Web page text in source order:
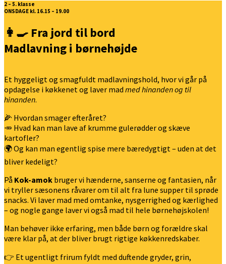
2 – 5. klasse
ONSDAGE kl. 16.15 – 19.00
👩‍🍳 Fra jord til bord
Madlavning i børnehøjde
Et hyggeligt og smagfuldt madlavningshold, hvor vi går på
opdagelse i køkkenet og laver mad med hinanden og til
hinanden.
🌽 Hvordan smager efteråret?
🥕 Hvad kan man lave af krumme gulerødder og skæve
kartofler?
🌍 Og kan man egentlig spise mere bæredygtigt – uden at det
bliver kedeligt?
På Kok-amok bruger vi hænderne, sanserne og fantasien, når
vi tryller sæsonens råvarer om til alt fra lune supper til sprøde
snacks. Vi laver mad med omtanke, nysgerrighed og kærlighed
– og nogle gange laver vi også mad til hele børnehøjskolen!
Man behøver ikke erfaring, men både børn og forældre skal
være klar på, at der bliver brugt rigtige køkkenredskaber.
👉 Et ugentligt frirum fyldt med duftende gryder, grin,